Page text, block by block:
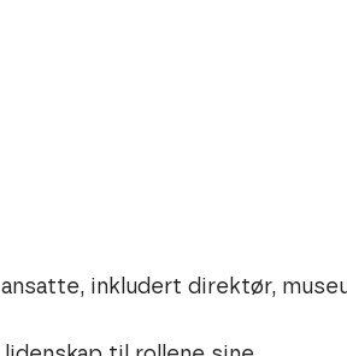
inkludert direktør,